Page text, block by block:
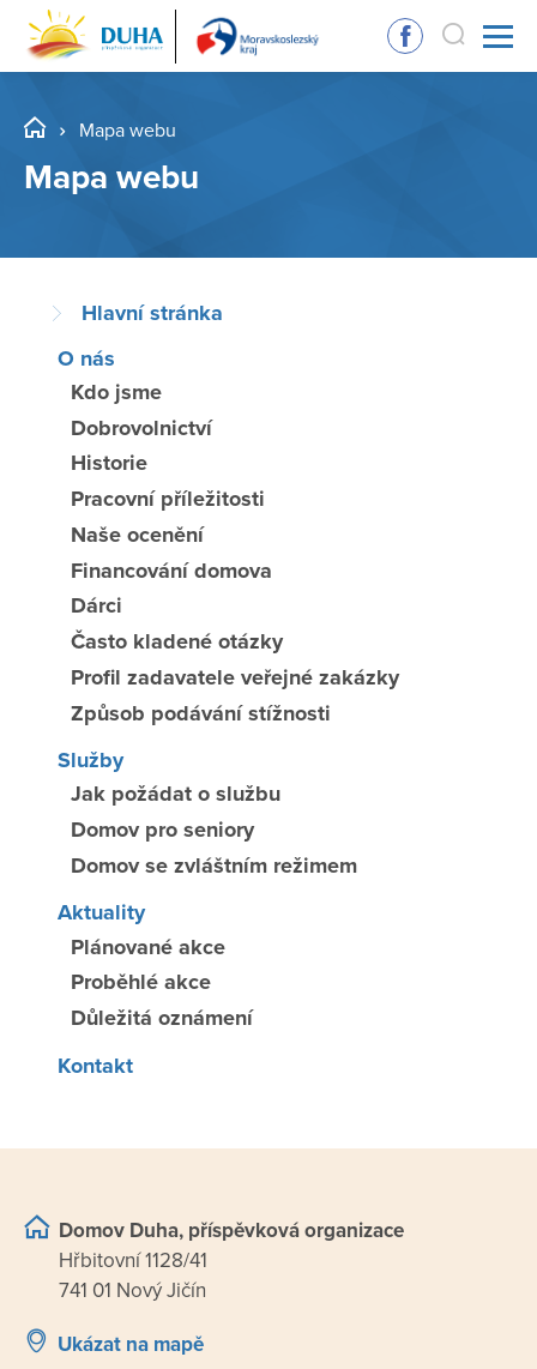
Mapa webu
Mapa webu
Hlavní stránka
O nás
Kdo jsme
Dobrovolnictví
Historie
Pracovní příležitosti
Naše ocenění
Financování domova
Dárci
Často kladené otázky
Profil zadavatele veřejné zakázky
Způsob podávání stížnosti
Služby
Jak požádat o službu
Domov pro seniory
Domov se zvláštním režimem
Aktuality
Plánované akce
Proběhlé akce
Důležitá oznámení
Kontakt
Domov Duha, příspěvková organizace
Hřbitovní 1128/41
741 01 Nový Jičín
Ukázat na mapě